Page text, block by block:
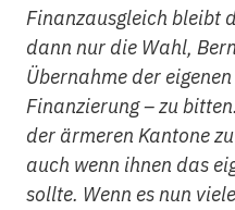
Finanzausgleich bleibt
dann nur die Wahl,
Übernahme der
Finanzierung – zu
der ärmeren Kantone
auch wenn ihnen das
sollte. Wenn es nun